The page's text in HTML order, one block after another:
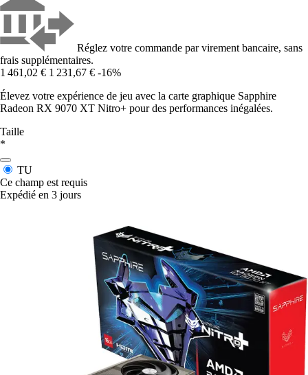
Réglez votre commande par virement bancaire, sans
frais supplémentaires.
1 461,02 € 1 231,67 € -16%
Élevez votre expérience de jeu avec la carte graphique Sapphire
Radeon RX 9070 XT Nitro+ pour des performances inégalées.
Taille
*
TU
Ce champ est requis
Expédié en 3 jours